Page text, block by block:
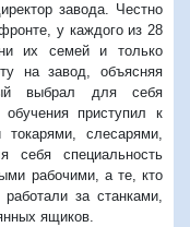
завода. Честно
у каждого из 28
их семей и только
на завод, объясняя
выбрал для себя
приступил к
токарями, слесарями,
себя специальность
рабочими, а те, кто
за станками,
ящиков.